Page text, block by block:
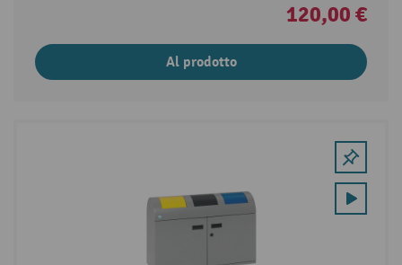
120,00 €
Al prodotto